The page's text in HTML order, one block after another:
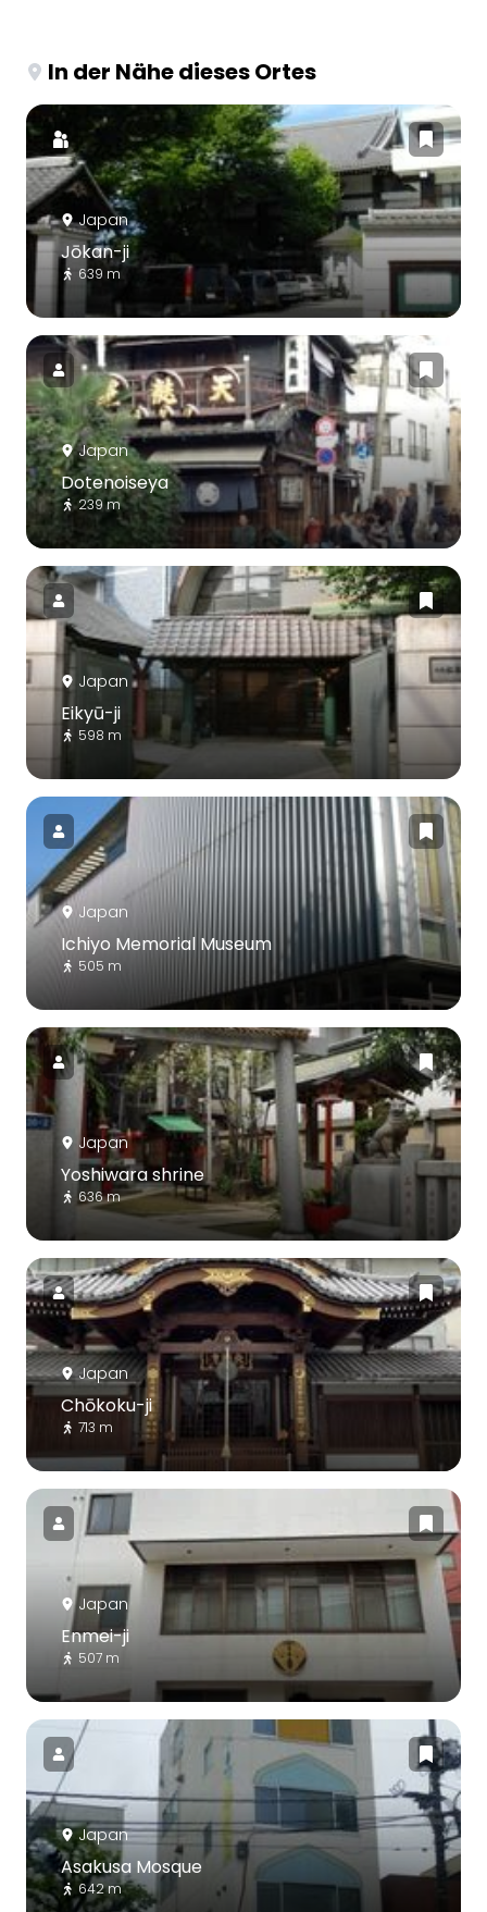
In der Nähe dieses Ortes
Japan
Jōkan-ji
639 m
Japan
Dotenoiseya
239 m
Japan
Eikyū-ji
598 m
Japan
Ichiyo Memorial Museum
505 m
Japan
Yoshiwara shrine
636 m
Japan
Chōkoku-ji
713 m
Japan
Enmei-ji
507 m
Japan
Asakusa Mosque
642 m